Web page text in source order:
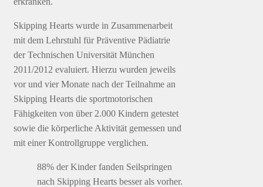
Skipping Hearts wurde in Zusammenarbeit
mit dem Lehrstuhl für Präventive Pädiatrie
der Technischen Universität München
2011/2012 evaluiert. Hierzu wurden jeweils
vor und vier Monate nach der Teilnahme an
Skipping Hearts die sportmotorischen
Fähigkeiten von über 2.000 Kindern getestet
sowie die körperliche Aktivität gemessen und
mit einer Kontrollgruppe verglichen.
88% der Kinder fanden Seilspringen
nach Skipping Hearts besser als vorher.